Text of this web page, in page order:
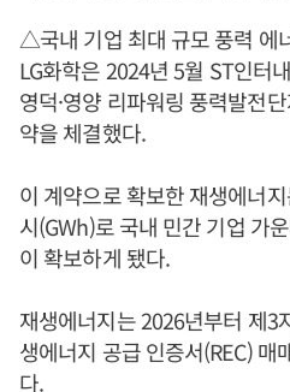
△국내 기업 최대 규모 풍력 에
LG화학은 2024년 5월 ST인터
영덕·영양 리파워링 풍력발전
약을 체결했다.
이 계약으로 확보한 재생에너
시(GWh)로 국내 민간 기업 가
이 확보하게 됐다.
재생에너지는 2026년부터 제3
생에너지 공급 인증서(REC) 매
다.